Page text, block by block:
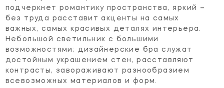
подчеркнет романтику пространства, яркий –
без труда расставит акценты на самых
важных, самых красивых деталях интерьера.
Небольшой светильник с большими
возможностями; дизайнерские бра служат
достойным украшением стен, расставляют
контрасты, завораживают разнообразием
всевозможных материалов и форм.